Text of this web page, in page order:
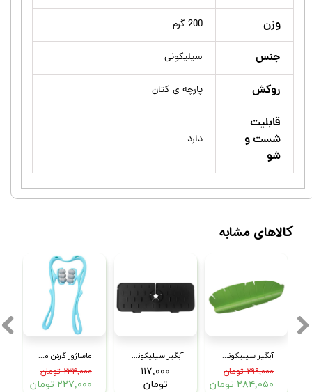
وزن 200 گرم
جنس سیلیکونی
روکش پارچه ی کتان
قابلیت
شست و
شو
دارد
ماساژور گردن مدل Roller
۲۳۴,۰۰۰ تومان
۲۲۷,۰۰۰ تومان
آبگیر سیلیکونی دور شیر مدل AT01
۱۱۷,۰۰۰
تومان
آبگیر سیلیکونی سینک مدل برگ
۲۹۹,۰۰۰ تومان
۲۸۴,۰۵۰ تومان
کالاهای مشابه